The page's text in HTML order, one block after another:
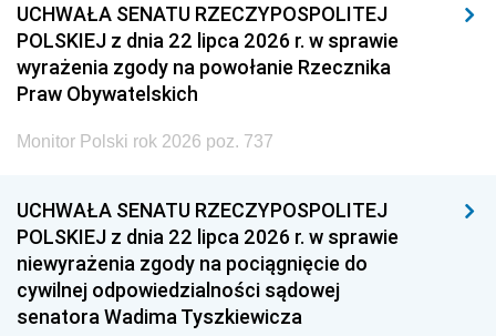
UCHWAŁA SENATU RZECZYPOSPOLITEJ
POLSKIEJ z dnia 22 lipca 2026 r. w sprawie
wyrażenia zgody na powołanie Rzecznika
Praw Obywatelskich
Monitor Polski rok 2026 poz. 737
UCHWAŁA SENATU RZECZYPOSPOLITEJ
POLSKIEJ z dnia 22 lipca 2026 r. w sprawie
niewyrażenia zgody na pociągnięcie do
cywilnej odpowiedzialności sądowej
senatora Wadima Tyszkiewicza